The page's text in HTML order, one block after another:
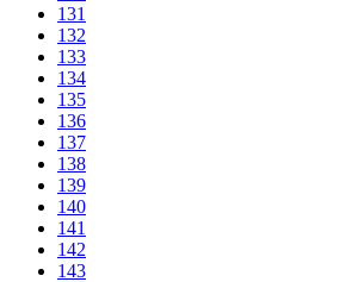
131
132
133
134
135
136
137
138
139
140
141
142
143